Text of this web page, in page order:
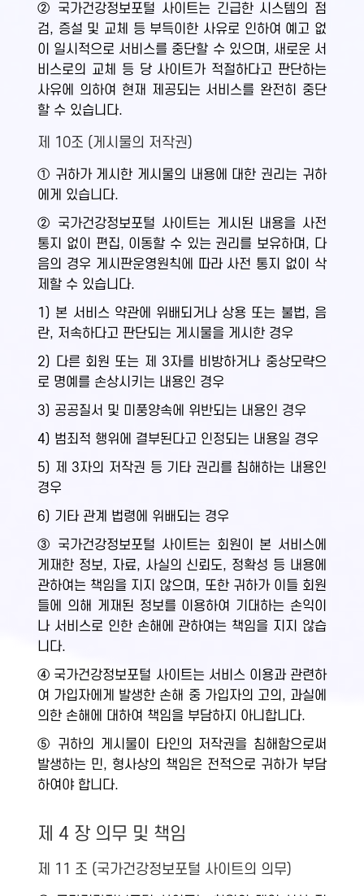
② 국가건강정보포털 사이트는 긴급한 시스템의 점
검, 증설 및 교체 등 부득이한 사유로 인하여 예고 없
이 일시적으로 서비스를 중단할 수 있으며, 새로운 서
비스로의 교체 등 당 사이트가 적절하다고 판단하는
사유에 의하여 현재 제공되는 서비스를 완전히 중단
할 수 있습니다.
제 10조 (게시물의 저작권)
① 귀하가 게시한 게시물의 내용에 대한 권리는 귀하
에게 있습니다.
② 국가건강정보포털 사이트는 게시된 내용을 사전
통지 없이 편집, 이동할 수 있는 권리를 보유하며, 다
음의 경우 게시판운영원칙에 따라 사전 통지 없이 삭
제할 수 있습니다.
1) 본 서비스 약관에 위배되거나 상용 또는 불법, 음
란, 저속하다고 판단되는 게시물을 게시한 경우
2) 다른 회원 또는 제 3자를 비방하거나 중상모략으
로 명예를 손상시키는 내용인 경우
3) 공공질서 및 미풍양속에 위반되는 내용인 경우
4) 범죄적 행위에 결부된다고 인정되는 내용일 경우
5) 제 3자의 저작권 등 기타 권리를 침해하는 내용인
경우
6) 기타 관계 법령에 위배되는 경우
③ 국가건강정보포털 사이트는 회원이 본 서비스에
게재한 정보, 자료, 사실의 신뢰도, 정확성 등 내용에
관하여는 책임을 지지 않으며, 또한 귀하가 이들 회원
들에 의해 게재된 정보를 이용하여 기대하는 손익이
나 서비스로 인한 손해에 관하여는 책임을 지지 않습
니다.
④ 국가건강정보포털 사이트는 서비스 이용과 관련하
여 가입자에게 발생한 손해 중 가입자의 고의, 과실에
의한 손해에 대하여 책임을 부담하지 아니합니다.
⑤ 귀하의 게시물이 타인의 저작권을 침해함으로써
발생하는 민, 형사상의 책임은 전적으로 귀하가 부담
하여야 합니다.
제 4 장 의무 및 책임
제 11 조 (국가건강정보포털 사이트의 의무)